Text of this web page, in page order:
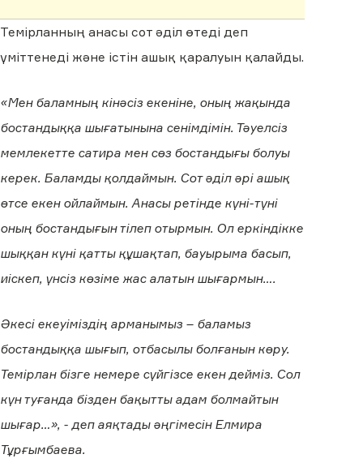
Темірланның анасы сот әділ өтеді деп
үміттенеді және істін ашық қаралуын қалайды.
«Мен баламның кінәсіз екеніне, оның жақында
бостандыққа шығатынына сенімдімін. Тәуелсіз
мемлекетте сатира мен сөз бостандығы болуы
керек. Баламды қолдаймын. Сот әділ әрі ашық
өтсе екен ойлаймын. Анасы ретінде күні-түні
оның бостандығын тілеп отырмын. Ол еркіндікке
шыққан күні қатты құшақтап, бауырыма басып,
иіскеп, үнсіз көзіме жас алатын шығармын….
Әкесі екеуіміздің арманымыз – баламыз
бостандыққа шығып, отбасылы болғанын көру.
Темірлан бізге немере сүйгізсе екен дейміз. Сол
күн туғанда бізден бақытты адам болмайтын
шығар…», - деп аяқтады әңгімесін Елмира
Тұрғымбаева.